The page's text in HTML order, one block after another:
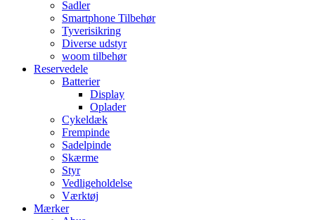
Sadler
Smartphone Tilbehør
Tyverisikring
Diverse udstyr
woom tilbehør
Reservedele
Batterier
Display
Oplader
Cykeldæk
Frempinde
Sadelpinde
Skærme
Styr
Vedligeholdelse
Værktøj
Mærker